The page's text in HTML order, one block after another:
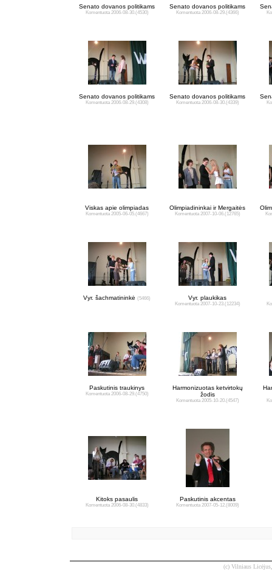
Senato dovanos politikams
Komentuota 2006-08-30.(4530)
Senato dovanos politikams
Komentuota 2006-08-29.(4366)
Senato dovanos politikams
Komentuota 2006-08-29.(4308)
Senato dovanos politikams
Komentuota 2006-08-30.(4339)
Viskas apie olimpiadas
Komentuota 2005-06-05.(4667)
Olimpiadininkai ir Mergaitės
Komentuota 2007-10-06.(12765)
Vyr. šachmatininkė (5466) Vyr. plaukikas
Komentuota 2007-10-23.(12234)
Paskutinis traukinys
Komentuota 2006-08-29.(4750)
Harmonizuotas ketvirtokų
žodis
Komentuota 2005-10-20.(4547)
Kitoks pasaulis
Komentuota 2006-08-30.(4833)
Paskutinis akcentas
Komentuota 2007-05-12.(8009)
(c) Vilniaus